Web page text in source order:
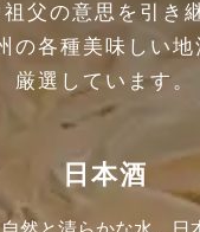
祖父の意思を引き
の各種美味しい地
厳選しています。
日本酒